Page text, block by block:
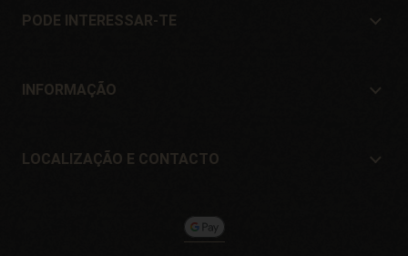
Localização e Contacto
PODE INTERESSAR-TE
Ofertas
INFORMAÇÃO
Garantia e devoluções
LOCALIZAÇÃO E CONTACTO
Pol. Industrial Pont del Príncep